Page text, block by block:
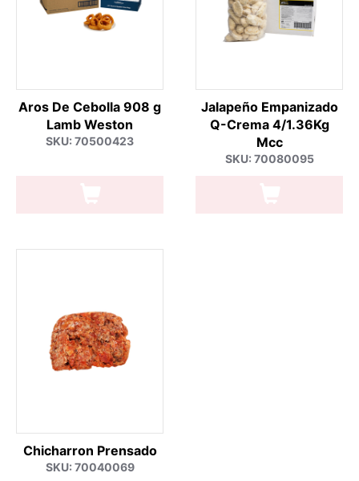
Aros De Cebolla 908 g
Lamb Weston
SKU: 70500423
Jalapeño Empanizado
Q-Crema 4/1.36Kg
Mcc
SKU: 70080095
Chicharron Prensado
SKU: 70040069